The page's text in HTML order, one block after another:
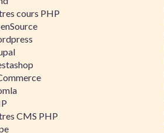
cours PHP
CMS PHP